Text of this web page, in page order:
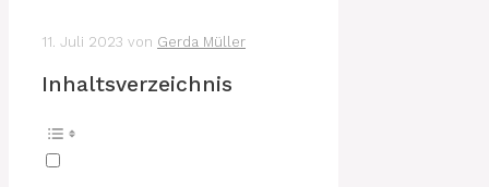
11. Juli 2023 von Gerda Müller
Inhaltsverzeichnis